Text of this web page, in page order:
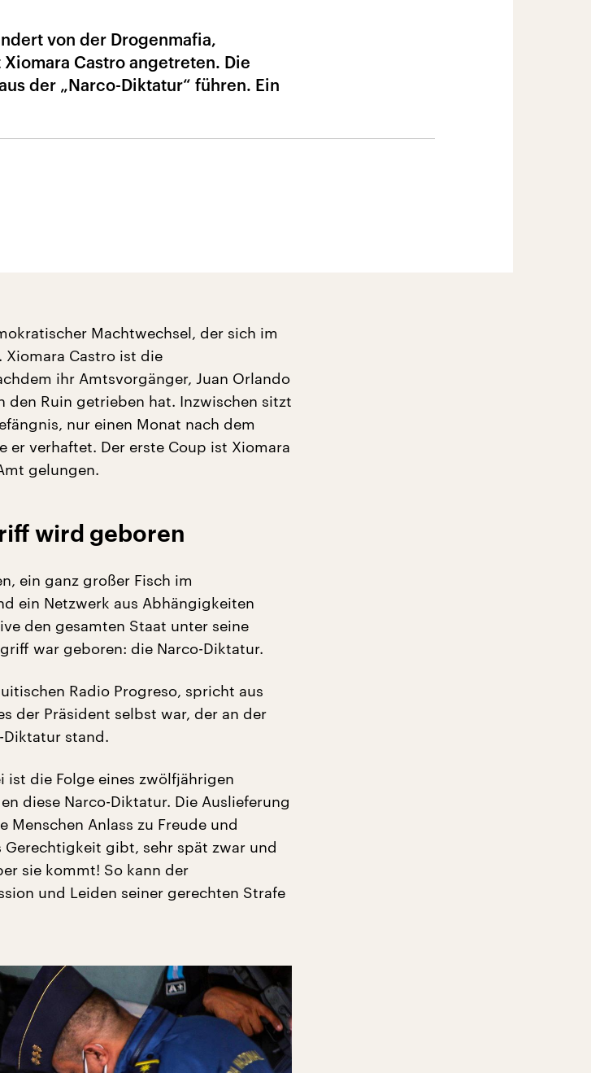
von der Drogenmafia,
Castro angetreten. Die
der „Narco-Diktatur“ führen. Ein
Machtwechsel, der sich im
Xiomara Castro ist die
ihr Amtsvorgänger, Juan Orlando
den Ruin getrieben hat. Inzwischen sitzt
nur einen Monat nach dem
er verhaftet. Der erste Coup ist Xiomara
gelungen.
wird geboren
ein ganz großer Fisch im
ein Netzwerk aus Abhängigkeiten
den gesamten Staat unter seine
war geboren: die Narco-Diktatur.
Radio Progreso, spricht aus
der Präsident selbst war, der an der
Diktatur stand.
ist die Folge eines zwölfjährigen
diese Narco-Diktatur. Die Auslieferung
Menschen Anlass zu Freude und
gibt, sehr spät zwar und
sie kommt! So kann der
und Leiden seiner gerechten Strafe